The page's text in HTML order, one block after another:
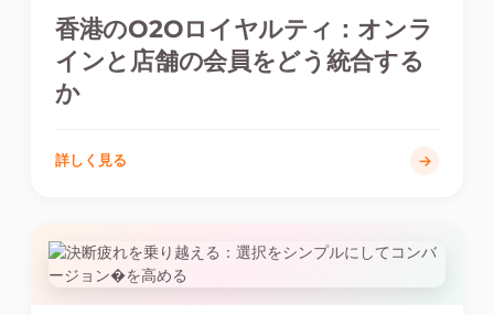
香港のO2Oロイヤルティ：オンラ
インと店舗の会員をどう統合する
か
詳しく見る